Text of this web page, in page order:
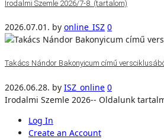
Irodalmi Szemle 2026/7-8. (tartalom)
2026.07.01. by online_ISZ 0
Takács Nándor Bakonyicum című
2026.06.28. by ISZ_online 0
Irodalmi Szemle 2026-- Oldalunk
Log In
Create an Account